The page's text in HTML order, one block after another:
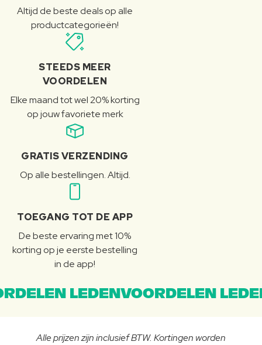
Altijd de beste deals op alle
productcategorieën!
STEEDS MEER
VOORDELEN
Elke maand tot wel 20% korting
op jouw favoriete merk
GRATIS VERZENDING
Op alle bestellingen. Altijd.
TOEGANG TOT DE APP
De beste ervaring met 10%
korting op je eerste bestelling
in de app!
LEDENVOORDELEN
Alle prijzen zijn inclusief BTW. Kortingen worden